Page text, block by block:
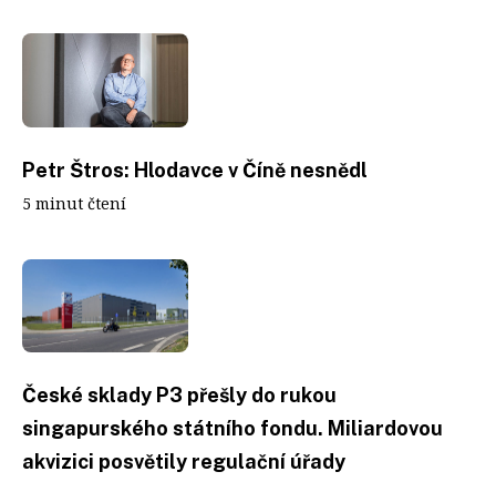
Petr Štros: Hlodavce v Číně nesnědl
5 minut čtení
České sklady P3 přešly do rukou
singapurského státního fondu. Miliardovou
akvizici posvětily regulační úřady